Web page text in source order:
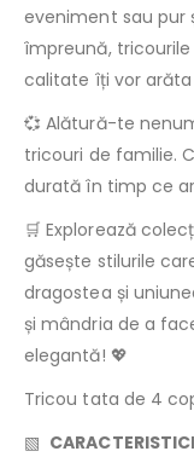
eveniment sau
împreună,
calitate îți vor
💞 Alătură-te
tricouri de familie.
durată în timp ce
🛒 Explorează
găsește stilurile
dragostea și
și mândria de a
elegantă! 💖
Tricou tata de 4
▧